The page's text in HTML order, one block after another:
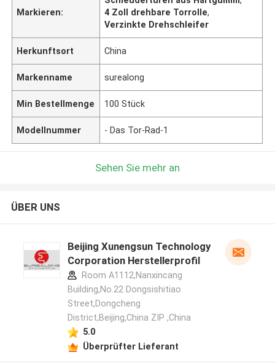
Markieren:
4 Zoll drehbare Torrolle,
Verzinkte Drehschleifer
Herkunftsort China
Markenname surealong
Min Bestellmenge 100 Stück
Modellnummer - Das Tor-Rad-1
Sehen Sie mehr an
ÜBER UNS
Beijing Xunengsun Technology
Corporation Herstellerprofil
Room A1112,Nanxincang
Building,No.22 Dongsishitiao
Street,Dongcheng
District,Beijing,China ZIP ,China
5.0
Überprüfter Lieferant